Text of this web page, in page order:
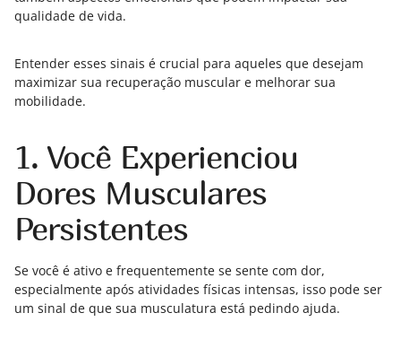
qualidade de vida.
Entender esses sinais é crucial para aqueles que desejam
maximizar sua recuperação muscular e melhorar sua
mobilidade.
1. Você Experienciou
Dores Musculares
Persistentes
Se você é ativo e frequentemente se sente com dor,
especialmente após atividades físicas intensas, isso pode ser
um sinal de que sua musculatura está pedindo ajuda.